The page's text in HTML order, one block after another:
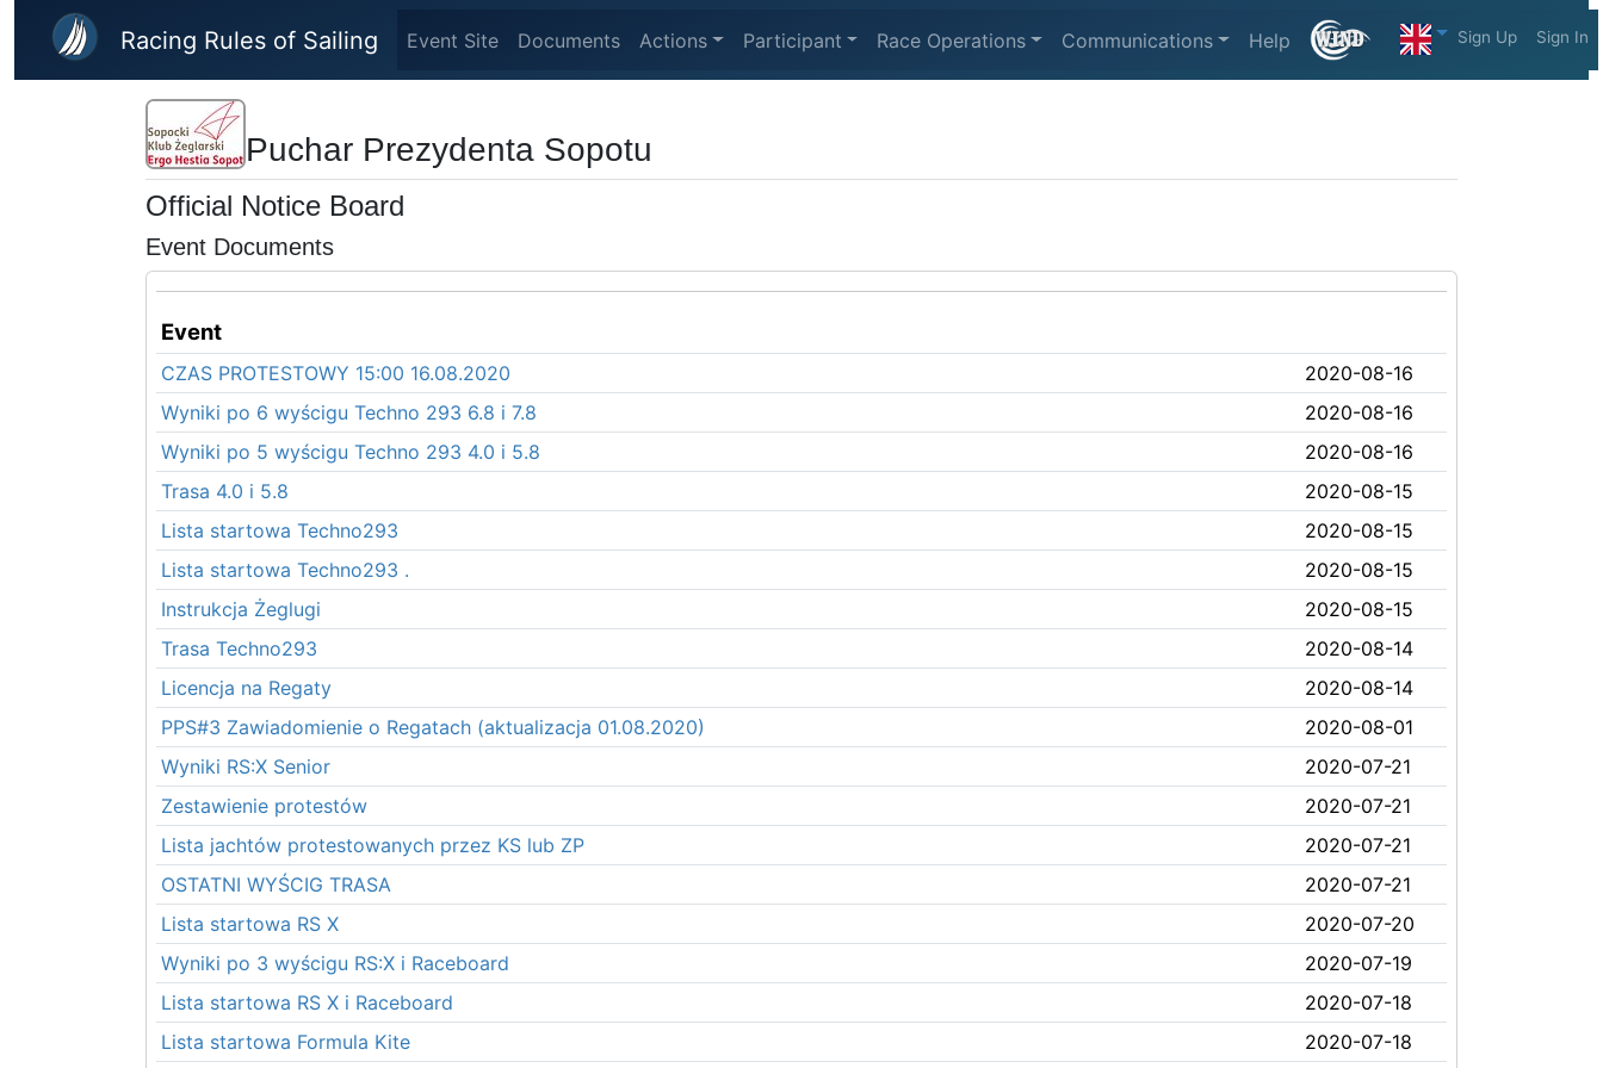
Skip to main content
Racing Rules of Sailing Event Site Documents Actions Participant Race Operations Communications Help Sign Up Sign In
Puchar Prezydenta Sopotu
Official Notice Board
Event Documents
Event
CZAS PROTESTOWY 15:00 16.08.2020
2020-08-16
Wyniki po 6 wyścigu Techno 293 6.8 i 7.8
2020-08-16
Wyniki po 5 wyścigu Techno 293 4.0 i 5.8
2020-08-16
Trasa 4.0 i 5.8
2020-08-15
Lista startowa Techno293
2020-08-15
Lista startowa Techno293 .
2020-08-15
Instrukcja Żeglugi
2020-08-15
Trasa Techno293
2020-08-14
Licencja na Regaty
2020-08-14
PPS#3 Zawiadomienie o Regatach (aktualizacja 01.08.2020)
2020-08-01
Wyniki RS:X Senior
2020-07-21
Zestawienie protestów
2020-07-21
Lista jachtów protestowanych przez KS lub ZP
2020-07-21
OSTATNI WYŚCIG TRASA
2020-07-21
Lista startowa RS X
2020-07-20
Wyniki po 3 wyścigu RS:X i Raceboard
2020-07-19
Lista startowa RS X i Raceboard
2020-07-18
Lista startowa Formula Kite
2020-07-18